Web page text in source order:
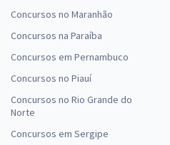
Concursos no Maranhão
Concursos na Paraíba
Concursos em Pernambuco
Concursos no Piauí
Concursos no Rio Grande do
Norte
Concursos em Sergipe